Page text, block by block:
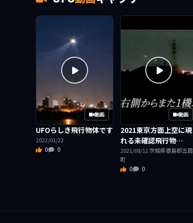
動画
UFOらしき飛行物体です
2022/01/22
0 0
動画
2021東京方面上空に現
れる未確認飛行物…
2021/08/11 茨城県猿島郡五霞
町
0 0